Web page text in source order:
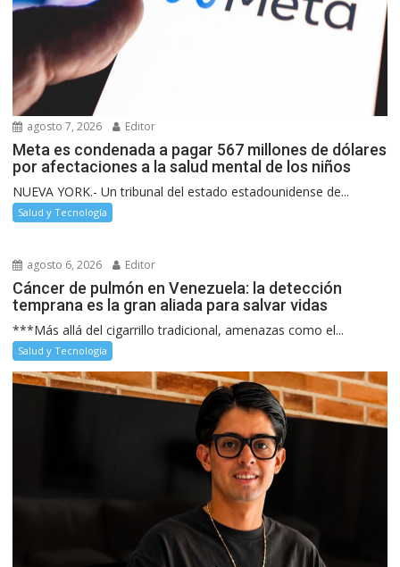
agosto 7, 2026 Editor
Meta es condenada a pagar 567 millones de dólares
por afectaciones a la salud mental de los niños
NUEVA YORK.- Un tribunal del estado estadounidense de...
Salud y Tecnología
agosto 6, 2026 Editor
Cáncer de pulmón en Venezuela: la detección
temprana es la gran aliada para salvar vidas
***Más allá del cigarrillo tradicional, amenazas como el...
Salud y Tecnología